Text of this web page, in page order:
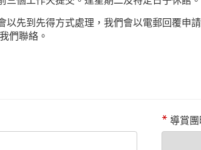
以先到先得方式處理，我們會以電郵回覆申
們聯絡。
導賞